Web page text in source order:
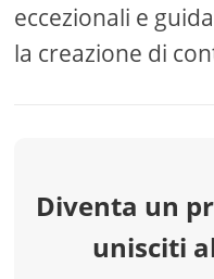
eccezionali e
la creazione di
Diventa un
unisciti